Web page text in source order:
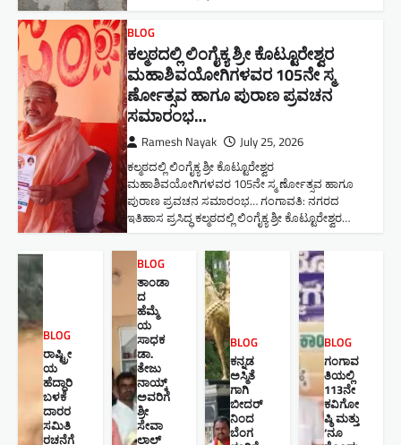
BLOG
ಕಲ್ಮಠದಲ್ಲಿ ಲಿಂಗೈಕ್ಯ ಶ್ರೀ ಕೊಟ್ಟೂರೇಶ್ವರ
ಮಹಾಶಿವಯೋಗಿಗಳವರ 105ನೇ ಸ್ಮ
ರ್ಣೋತ್ಸವ ಹಾಗೂ ಪುರಾಣ ಪ್ರವಚನ
ಸಮಾರಂಭ​…
Ramesh Nayak July 25, 2026
ಕಲ್ಮಠದಲ್ಲಿ ಲಿಂಗೈಕ್ಯ ಶ್ರೀ ಕೊಟ್ಟೂರೇಶ್ವರ
ಮಹಾಶಿವಯೋಗಿಗಳವರ 105ನೇ ಸ್ಮ ರ್ಣೋತ್ಸವ ಹಾಗೂ
ಪುರಾಣ ಪ್ರವಚನ ಸಮಾರಂಭ​… ಗಂಗಾವತಿ: ನಗರದ
ಇತಿಹಾಸ ಪ್ರಸಿದ್ಧ ಕಲ್ಮಠದಲ್ಲಿ ಲಿಂಗೈಕ್ಯ ಶ್ರೀ ಕೊಟ್ಟೂರೇಶ್ವರ…
BLOG
ರಾಷ್ಟ್ರೀ
ಯ
ಹೆದ್ದಾರಿ
ಬಳಕೆ
ದಾರರ
ಸಮಿತಿ
ರಚನೆಗೆ
BLOG
ತಾಂಡಾ
ದ
ಹೆಮ್ಮೆ
ಯ
ಸಾಧಕ
ಡಾ.
ತೇಜು
ನಾಯ್ಕ್
ಅವರಿಗೆ
ಶ್ರೀ
ಸೇವಾ
ಲಾಲ್
BLOG
ಕನ್ನಡ
ಅಸ್ಮಿತೆ
ಗಾಗಿ
ಬೀದರ್
ನಿಂದ
ಬೆಂಗ
BLOG
ಗಂಗಾವ
ತಿಯಲ್ಲಿ
113ನೇ
ಕವಿಗೋ
ಷ್ಠಿ ಮತ್ತು
‘ನೂ